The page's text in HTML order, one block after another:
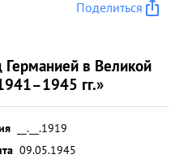
Поделиться
в Великой
гг.»
__.__.1919
09.05.1945